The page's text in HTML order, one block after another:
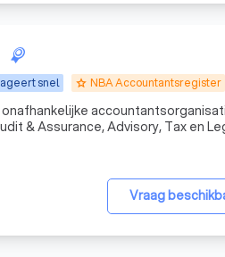
snel grade NBA Accountantsregister
& Assurance, Advisory, Tax en
assurance-opdrachten zoals
Vraag